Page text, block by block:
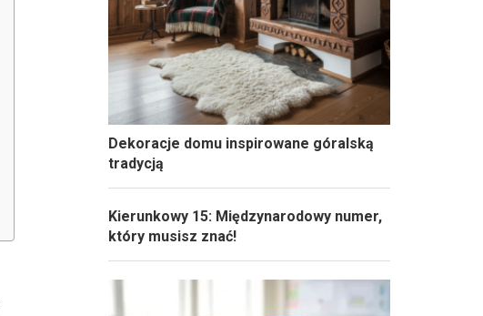
Dekoracje domu inspirowane góralską
tradycją
Kierunkowy 15: Międzynarodowy numer,
który musisz znać!